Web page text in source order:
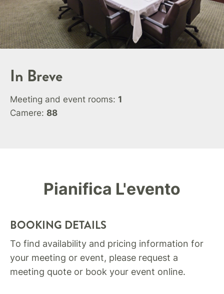
In Breve
Meeting and event rooms: 1
Camere: 88
Pianifica L'evento
BOOKING DETAILS
To find availability and pricing information for
your meeting or event, please request a
meeting quote or book your event online.